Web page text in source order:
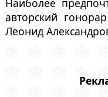
Наиболее
авторский
Леонид